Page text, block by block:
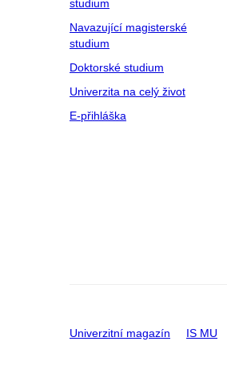
studium
Navazující magisterské
studium
Doktorské studium
Univerzita na celý život
E-přihláška
Univerzitní magazín IS MU